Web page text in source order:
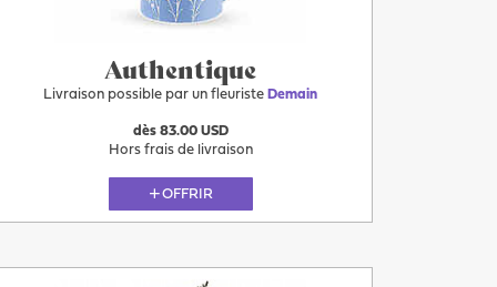
Authentique
Livraison possible par un fleuriste Demain
dès 83.00 USD
Hors frais de livraison
OFFRIR